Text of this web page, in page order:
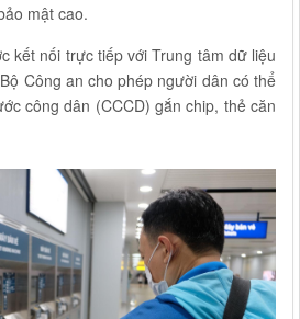
mật cao.
kết nối trực tiếp với Trung tâm dữ liệu
Công an cho phép người dân có thể
công dân (CCCD) gắn chip, thẻ căn